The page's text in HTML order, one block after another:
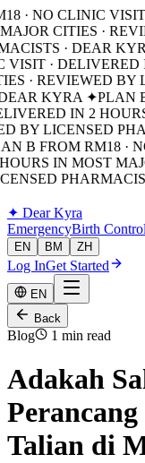
· NO CLINIC
CITIES ·
· DEAR
VISIT · DELIVERED
· REVIEWED BY
KYRA ✦PLAN
IN 2
BY LICENSED
B FROM RM18 ·
IN MOST
✦ Dear Kyra
EmergencyBirth Control
EN BM ZH
Log InGet Started
EN
Back
Blog 1 min read
Adakah
Talian di